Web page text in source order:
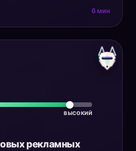
6 мин
ВЫСОКИЙ
рекламных